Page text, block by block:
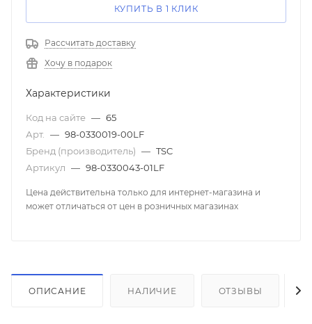
КУПИТЬ В 1 КЛИК
Рассчитать доставку
Хочу в подарок
Характеристики
Код на сайте — 65
Арт.
— 98-0330019-00LF
Бренд (производитель) — TSC
Артикул — 98-0330043-01LF
Цена действительна только для интернет-магазина и
может отличаться от цен в розничных магазинах
ОПИСАНИЕ НАЛИЧИЕ ОТЗЫВЫ